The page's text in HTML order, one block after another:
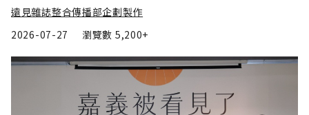
遠見雜誌整合傳播部企劃製作
2026-07-27
瀏覽數 5,200+